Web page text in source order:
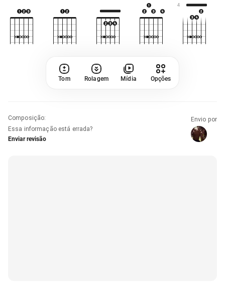
4
Tom Rolagem Mídia Opções
Composição:
Essa informação está errada?
Enviar revisão
Envio por